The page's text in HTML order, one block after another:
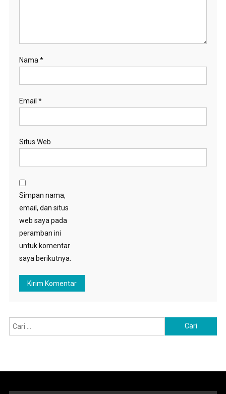
Nama *
Email *
Situs Web
Simpan nama,
email, dan situs
web saya pada
peramban ini
untuk komentar
saya berikutnya.
untuk: